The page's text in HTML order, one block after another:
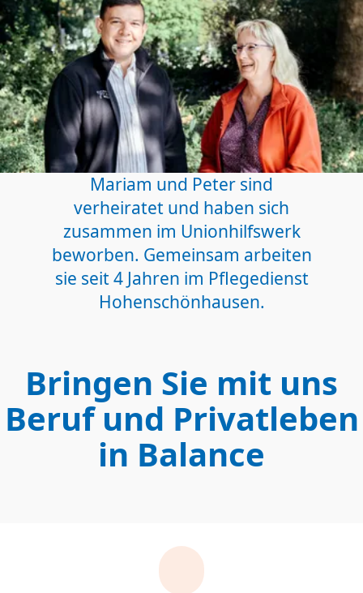
Mariam und Peter sind
verheiratet und haben sich
zusammen im Unionhilfswerk
beworben. Gemeinsam arbeiten
sie seit 4 Jahren im Pflegedienst
Hohenschönhausen.
Bringen Sie mit uns
Beruf und Privatleben
in Balance